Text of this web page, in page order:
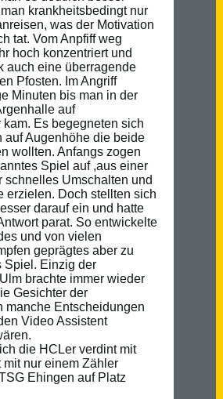
krankheitsbedingt nur
was der Motivation
tat. Vom Anpfiff weg
hoch konzentriert und
auch eine überragende
Pfosten. Im Angriff
Minuten bis man in der
auf
kam. Es begegneten sich
auf Augenhöhe die beide
wollten. Anfangs zogen
Spiel auf ,aus einer
schnelles Umschalten und
erzielen. Doch stellten sich
darauf ein und hatte
parat. So entwickelte
und von vielen
geprägtes aber zu
Spiel. Einzig der
brachte immer wieder
Gesichter der
manche Entscheidungen
Video Assistent
die HCLer verdint mit
mit nur einem Zähler
Ehingen auf Platz